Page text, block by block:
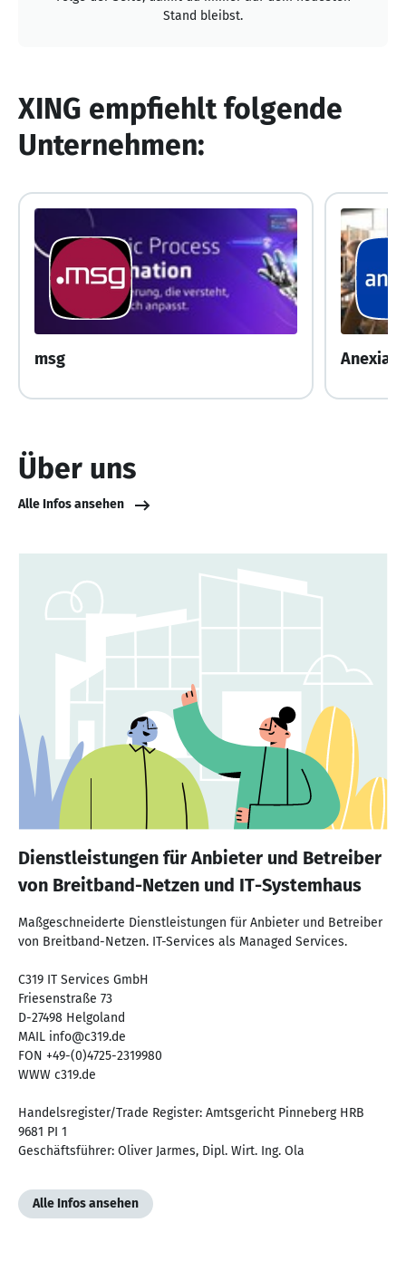
Stand bleibst.
XING empfiehlt folgende
Unternehmen:
msg Anexia
Über uns
Alle Infos ansehen
Dienstleistungen für Anbieter und Betreiber
von Breitband-Netzen und IT-Systemhaus
Maßgeschneiderte Dienstleistungen für Anbieter und Betreiber
von Breitband-Netzen. IT-Services als Managed Services.
C319 IT Services GmbH
Friesenstraße 73
D-27498 Helgoland
MAIL info@c319.de
FON +49-(0)4725-2319980
WWW c319.de
Handelsregister/Trade Register: Amtsgericht Pinneberg HRB
9681 PI 1
Geschäftsführer: Oliver Jarmes, Dipl. Wirt. Ing. Ola
Alle Infos ansehen